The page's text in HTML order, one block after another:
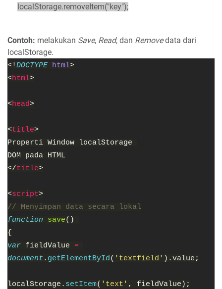
localStorage.removeItem("key");
Contoh: melakukan Save, Read, dan Removedata dari
localStorage.
<!DOCTYPE html>
<html>
<head>
<title>
Properti Window localStorage
DOM pada HTML
</title>
<script>
// Menyimpan data secara lokal
function save()
{
var fieldValue
document . getElementById ( 'textfield' ).value;
localStorage. setItem( 'text' , fieldValue);